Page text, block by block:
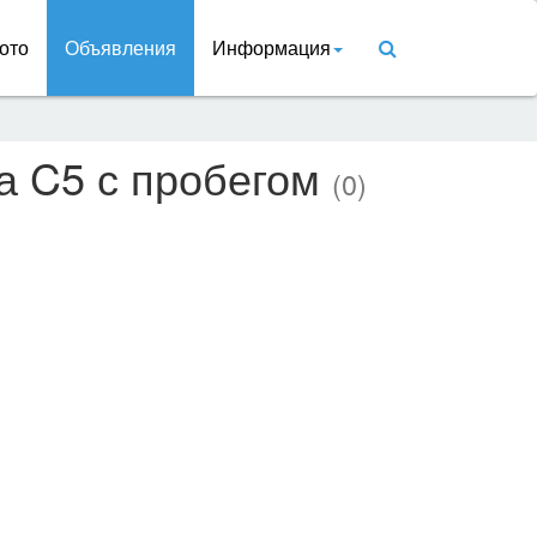
Объявления Информация
с пробегом (0)